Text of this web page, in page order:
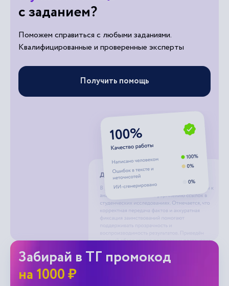
с заданием?
Поможем справиться с любыми заданиями.
Квалифицированные и проверенные эксперты
Получить помощь
Забирай в ТГ промокод
на 1000 ₽